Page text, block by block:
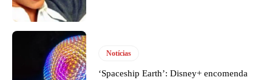
Notícias
‘Spaceship Earth’: Disney+ encomenda